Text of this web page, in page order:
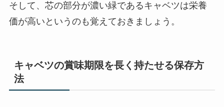
そして、芯の部分が濃い緑であるキャベツは栄養
価が高いというのも覚えておきましょう。
キャベツの賞味期限を長く持たせる保存方
法